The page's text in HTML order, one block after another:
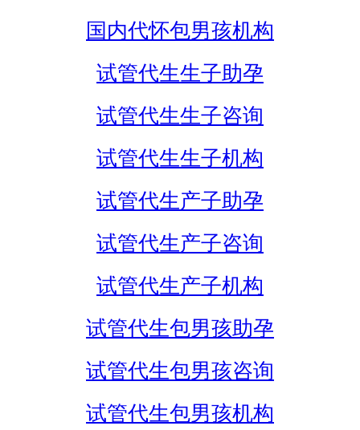
国内代怀包男孩机构
试管代生生子助孕
试管代生生子咨询
试管代生生子机构
试管代生产子助孕
试管代生产子咨询
试管代生产子机构
试管代生包男孩助孕
试管代生包男孩咨询
试管代生包男孩机构